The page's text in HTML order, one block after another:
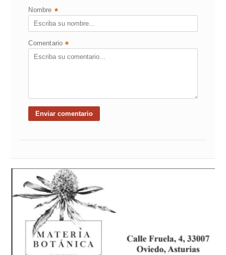
Nombre *
Comentario *